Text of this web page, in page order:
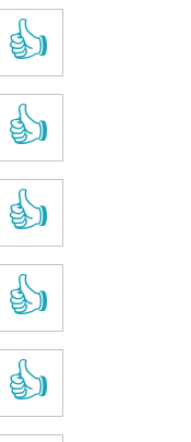
👍
👍
👍
👍
👍